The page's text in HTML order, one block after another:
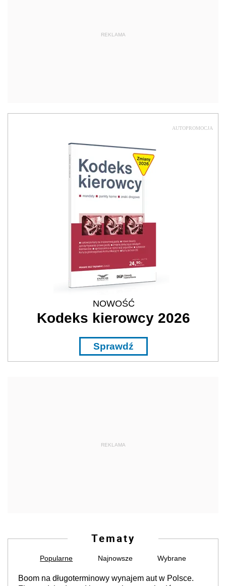
REKLAMA
AUTOPROMOCJA
NOWOŚĆ
Kodeks kierowcy 2026
Sprawdź
REKLAMA
Tematy
Popularne Najnowsze Wybrane
Boom na długoterminowy wynajem aut w Polsce.